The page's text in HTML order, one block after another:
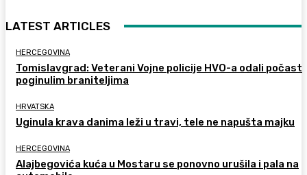
LATEST ARTICLES
HERCEGOVINA
Tomislavgrad: Veterani Vojne policije HVO-a odali počast
poginulim braniteljima
HRVATSKA
Uginula krava danima leži u travi, tele ne napušta majku
HERCEGOVINA
Alajbegovića kuća u Mostaru se ponovno urušila i pala na